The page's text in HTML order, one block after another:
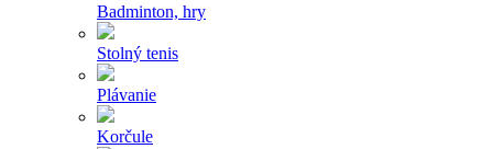
Badminton, hry
Stolný tenis
Plávanie
Korčule